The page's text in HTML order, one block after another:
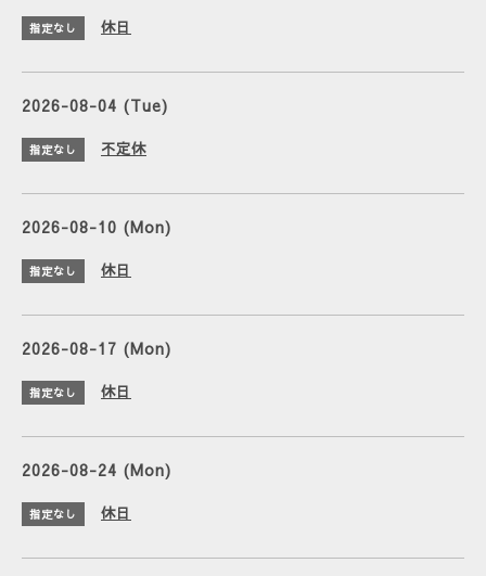
指定なし 休日
2026-08-04 (Tue)
指定なし 不定休
2026-08-10 (Mon)
指定なし 休日
2026-08-17 (Mon)
指定なし 休日
2026-08-24 (Mon)
指定なし 休日